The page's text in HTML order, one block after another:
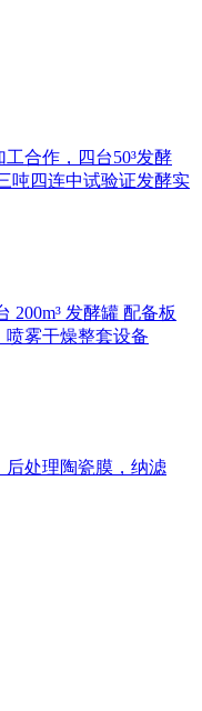
合作，四台50³发酵
吨四连中试验证发酵实
200m³ 发酵罐 配备板
雾干燥整套设备
后处理陶瓷膜，纳滤